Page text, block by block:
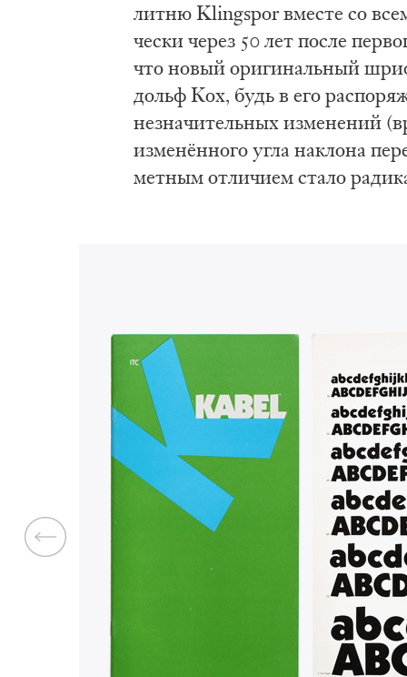
лит­ню Klingspor вме­сте со
че­ски че­рез 50 лет по­сле
что но­вый ори­ги­наль­ный
дольф Кох, будь в его
не­зна­чи­тель­ных из­ме­не­ний
из­менён­но­го угла на­кло­на
мет­ным от­ли­чи­ем ста­ло